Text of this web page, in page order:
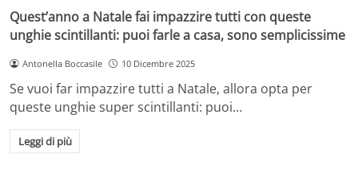
Quest’anno a Natale fai impazzire tutti con queste
unghie scintillanti: puoi farle a casa, sono semplicissime
Antonella Boccasile 10 Dicembre 2025
Se vuoi far impazzire tutti a Natale, allora opta per
queste unghie super scintillanti: puoi…
Leggi di più